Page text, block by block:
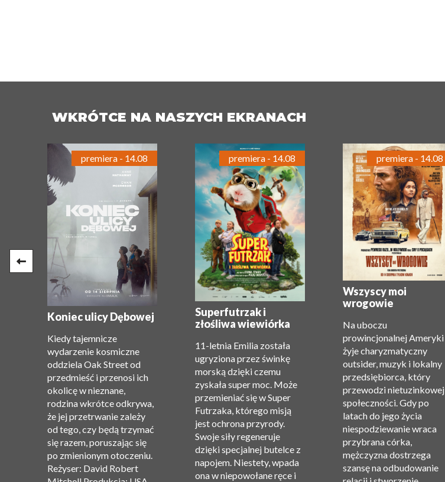
WKRÓTCE NA NASZYCH EKRANACH
Koniec ulicy Dębowej
Kiedy tajemnicze
wydarzenie kosmiczne
oddziela Oak Street od
przedmieść i przenosi ich
okolicę w nieznane,
rodzina wkrótce odkrywa,
że ​​jej przetrwanie zależy
od tego, czy będą trzymać
się razem, poruszając się
po zmienionym otoczeniu.
Reżyser: David Robert
premiera - 14.08
Superfutrzak i
złośliwa wiewiórka
11-letnia Emilia została
ugryziona przez świnkę
morską dzięki czemu
zyskała super moc. Może
przemieniać się w Super
Futrzaka, którego misją
jest ochrona przyrody.
Swoje siły regeneruje
dzięki specjalnej butelce z
napojem. Niestety, wpada
ona w niepowołane ręce i
premiera - 14.08
Wszyscy moi
wrogowie
Na uboczu
prowincjonalnej Ameryki
żyje charyzmatyczny
outsider, muzyk i lokalny
przedsiębiorca, który
przewodzi nietuzinkowej
społeczności. Gdy po
latach do jego życia
niespodziewanie wraca
przybrana córka,
mężczyzna dostrzega
szansę na odbudowanie
premiera - 14.08